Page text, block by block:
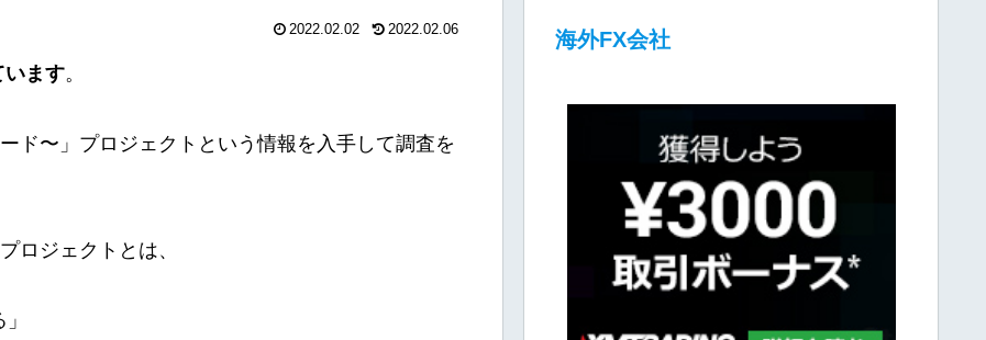
2022.02.02 2022.02.06
ます。
ド〜」プロジェクトという情報を入手して調査を
ロジェクトとは、
海外FX会社